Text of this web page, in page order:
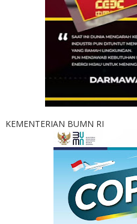
KEMENTERIAN BUMN RI